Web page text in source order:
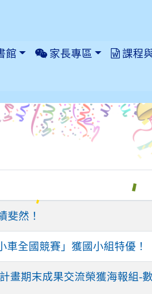
館 家長專區 課程
斐然！
車全國競賽」獲國小組特優！
畫期末成果交流榮獲海報組-